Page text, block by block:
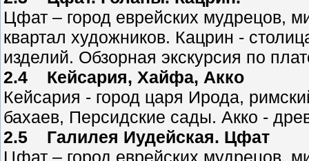
Цфат – город еврейских мудрецов,
квартал художников. Кацрин -
изделий. Обзорная экскурсия по
2.4 Кейсария, Хайфа, Акко
Кейсария - город царя Ирода,
бахаев, Персидские сады. Акко -
2.5 Галилея Иудейская. Цфат
Цфат – город еврейских мудрецов,